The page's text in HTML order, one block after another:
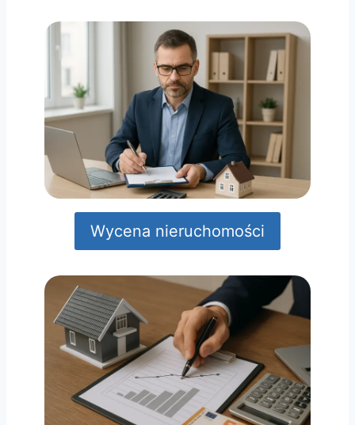
Wycena nieruchomości